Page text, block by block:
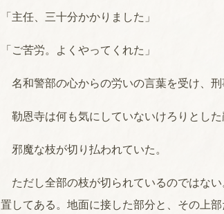
「主任、三十分かかりました」
「ご苦労。よくやってくれた」
名和警部の心からの労いの言葉を受け、刑
勒恩寺は何も気にしていないけろりとした
邪魔な枝が切り払われていた。
ただし全部の枝が切られているのではな
置してある。地面に接した部分と、その上